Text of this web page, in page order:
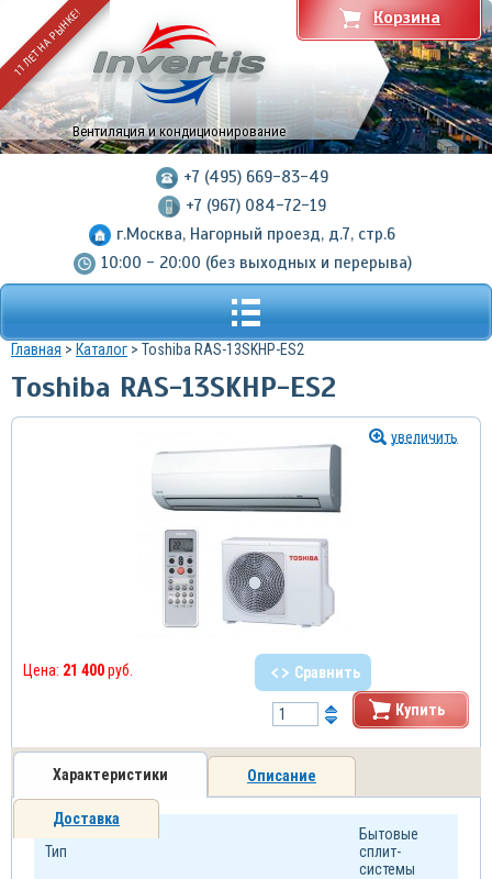
11 ЛЕТ НА РЫНКЕ!
Вентиляция и кондиционирование
+7 (495) 669-83-49
+7 (967) 084-72-19
г.Москва, Нагорный проезд, д.7, стр.6
10:00 - 20:00 (без выходных и перерыва)
Корзина
Главная > Каталог > Toshiba RAS-13SKHP-ES2
Toshiba RAS-13SKHP-ES2
увеличить
Цена: 21 400руб. Сравнить
Купить
Характеристики Описание
Доставка
Тип
Бытовые
сплит-
системы